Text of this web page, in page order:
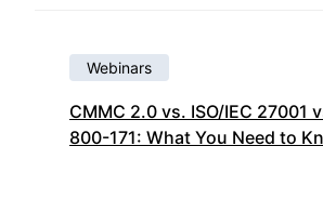
Webinars
CMMC 2.0 vs. ISO/IEC 27001
800-171: What You Need to